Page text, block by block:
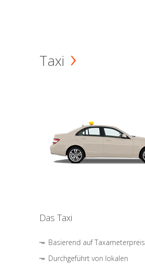
Taxi
Das Taxi
Basierend auf Taxameterpreis
Durchgeführt von lokalen